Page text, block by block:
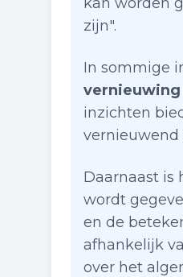
zijn".
In sommige
vernieuwing
inzichten
vernieuwend
Daarnaast is
wordt
en de
afhankelijk
over het